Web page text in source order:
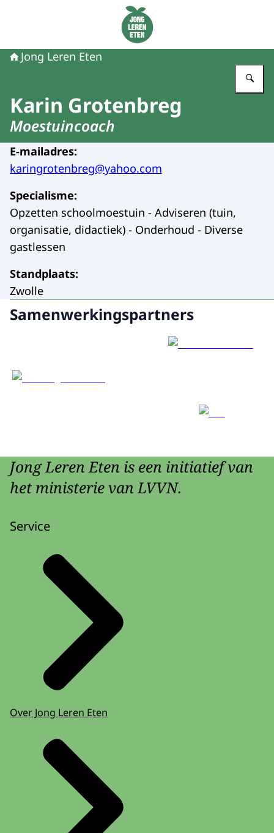
Naar de homepage van Jong Leren Eten
Jong Leren Eten
Karin Grotenbreg
Moestuincoach
E-mailadres:
karingrotenbreg@yahoo.com
Specialisme:
Opzetten schoolmoestuin - Adviseren (tuin,
organisatie, didactiek) - Onderhoud - Diverse
gastlessen
Standplaats:
Zwolle
Samenwerkingspartners
Jong Leren Eten is een initiatief van
het ministerie van LVVN.
Service
Over Jong Leren Eten